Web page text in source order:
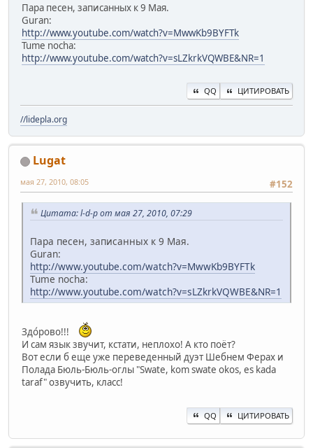
Пара песен, записанных к 9 Мая.
Guran:
http://www.youtube.com/watch?v=MwwKb9BYFTk
Tume nocha:
http://www.youtube.com/watch?v=sLZkrkVQWBE&NR=1
QQ ЦИТИРОВАТЬ
//lidepla.org
Lugat
#152
мая 27, 2010, 08:05
Цитата: l-d-p от мая 27, 2010, 07:29
Пара песен, записанных к 9 Мая.
Guran:
http://www.youtube.com/watch?v=MwwKb9BYFTk
Tume nocha:
http://www.youtube.com/watch?v=sLZkrkVQWBE&NR=1
Здо́рово!!!
И сам язык звучит, кстати, неплохо! А кто поёт?
Вот если б еще уже переведенный дуэт Шебнем Ферах и
Полада Бюль-Бюль-оглы "Swate, kom swate okos, es kada
taraf" озвучить, класс!
QQ ЦИТИРОВАТЬ